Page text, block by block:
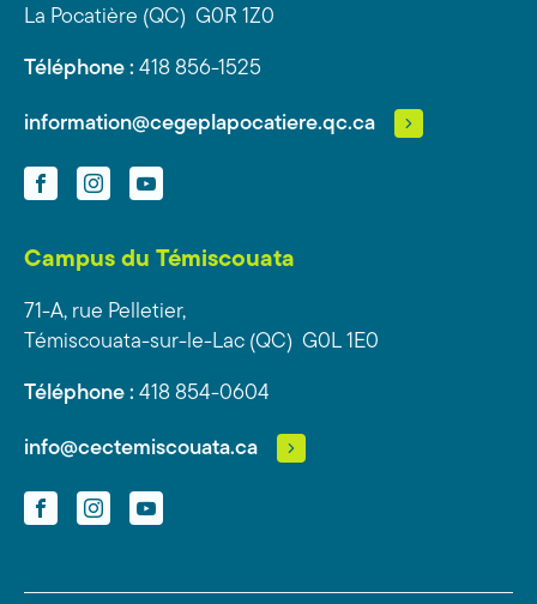
La Pocatière (QC) G0R 1Z0
Téléphone : 418 856-1525
information@cegeplapocatiere.qc.ca
FacebookInstagramYouTube
Campus du Témiscouata
71-A, rue Pelletier,
Témiscouata-sur-le-Lac (QC) G0L 1E0
Téléphone : 418 854-0604
info@cectemiscouata.ca
FacebookInstagramYouTube